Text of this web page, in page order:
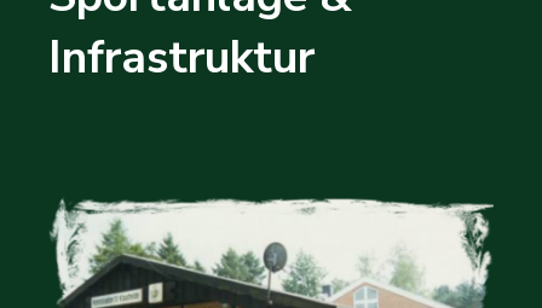
Infrastruktur